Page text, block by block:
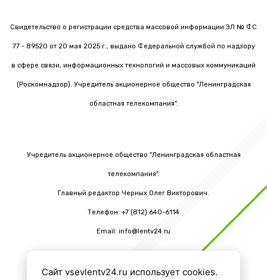
Свидетельство о регистрации средства массовой информации ЭЛ № ФС
77 - 89520 от 20 мая 2025 г., выдано Федеральной службой по надзору
в сфере связи, информационных технологий и массовых коммуникаций
(Роскомнадзор). Учредитель акционерное общество "Ленинградская
областная телекомпания".
Учредитель акционерное общество "Ленинградская областная
телекомпания".
Главный редактор Черных Олег Викторович.
Телефон: +7 (812) 640-6114
Email: info@lentv24.ru
Сайт vsevlentv24.ru использует cookies.